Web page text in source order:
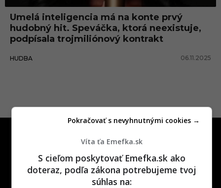
ý
r
e
b
e
Umelá inteligencia má na konte prvý
hudobný hit. Speváčka, ktorá neexistuje,
podpísala trojmiliónový kontrakt
HUDBA 06.11.2025
One time najzábavnejšie miesto na
Víta ťa Emefka.sk
S cieľom poskytovať Emefka.sk ako
doteraz, podľa zákona potrebujeme tvoj
súhlas na:
Pokračovať s nevyhnutnými cookies →